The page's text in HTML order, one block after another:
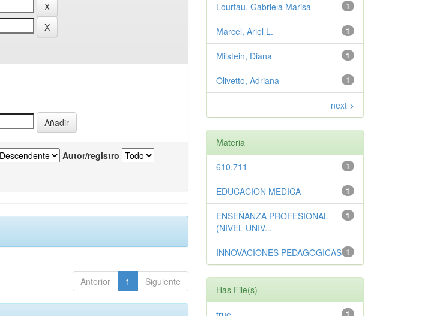
Autor/registro
Anterior 1 Siguiente
1
Lourtau, Gabriela Marisa
1
Marcel, Ariel L.
1
Milstein, Diana
1
Olivetto, Adriana
next >
Materia
1
610.711
1
EDUCACION MEDICA
1
ENSEÑANZA PROFESIONAL
(NIVEL UNIV...
1
INNOVACIONES PEDAGOGICAS
Has File(s)
1